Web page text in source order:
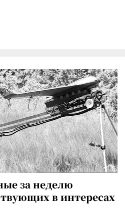
за неделю
в интересах